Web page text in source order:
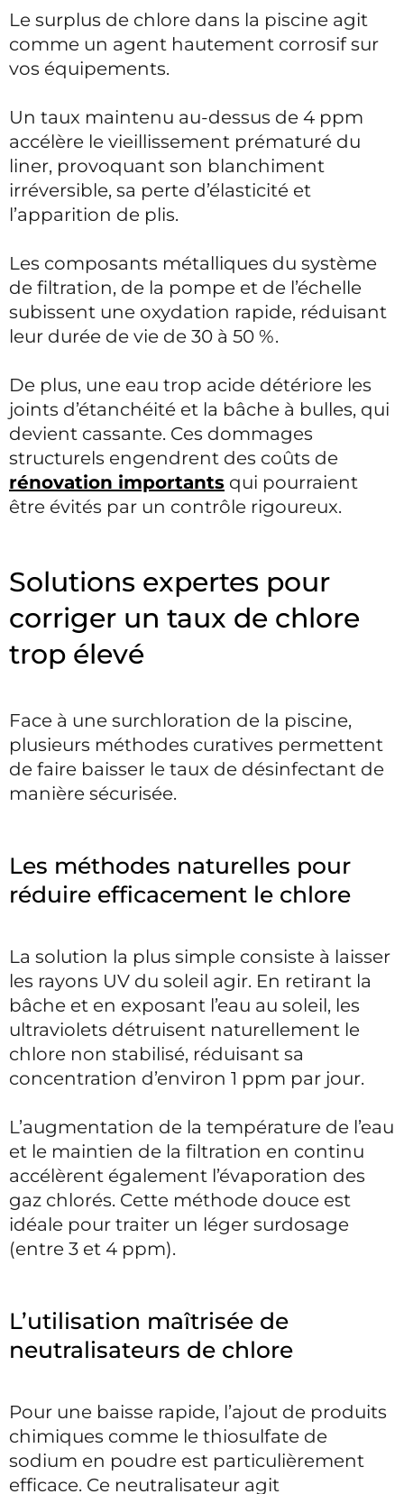
Le surplus de chlore dans la piscine agit
comme un agent hautement corrosif sur
vos équipements.
Un taux maintenu au-dessus de 4 ppm
accélère le vieillissement prématuré du
liner, provoquant son blanchiment
irréversible, sa perte d’élasticité et
l’apparition de plis.
Les composants métalliques du système
de filtration, de la pompe et de l’échelle
subissent une oxydation rapide, réduisant
leur durée de vie de 30 à 50 %.
De plus, une eau trop acide détériore les
joints d’étanchéité et la bâche à bulles, qui
devient cassante. Ces dommages
structurels engendrent des coûts de
rénovation importants qui pourraient
être évités par un contrôle rigoureux.
Solutions expertes pour
corriger un taux de chlore
trop élevé
Face à une surchloration de la piscine,
plusieurs méthodes curatives permettent
de faire baisser le taux de désinfectant de
manière sécurisée.
Les méthodes naturelles pour
réduire efficacement le chlore
La solution la plus simple consiste à laisser
les rayons UV du soleil agir. En retirant la
bâche et en exposant l’eau au soleil, les
ultraviolets détruisent naturellement le
chlore non stabilisé, réduisant sa
concentration d’environ 1 ppm par jour.
L’augmentation de la température de l’eau
et le maintien de la filtration en continu
accélèrent également l’évaporation des
gaz chlorés. Cette méthode douce est
idéale pour traiter un léger surdosage
(entre 3 et 4 ppm).
L’utilisation maîtrisée de
neutralisateurs de chlore
Pour une baisse rapide, l’ajout de produits
chimiques comme le thiosulfate de
sodium en poudre est particulièrement
efficace. Ce neutralisateur agit